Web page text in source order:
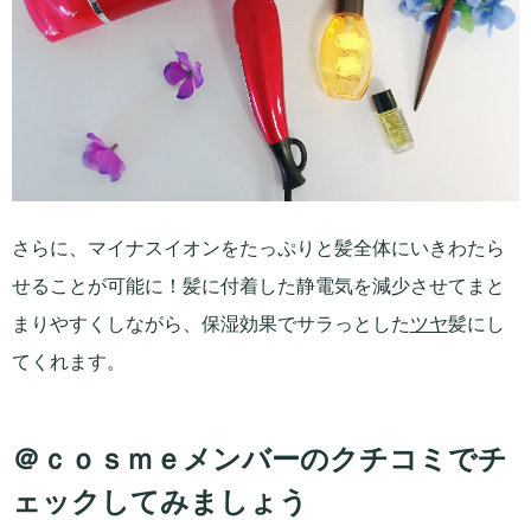
さらに、マイナスイオンをたっぷりと髪全体にいきわたら
せることが可能に！髪に付着した静電気を減少させてまと
まりやすくしながら、保湿効果でサラっとしたツヤ髪にし
てくれます。
＠ｃｏｓｍｅメンバーのクチコミでチ
ェックしてみましょう